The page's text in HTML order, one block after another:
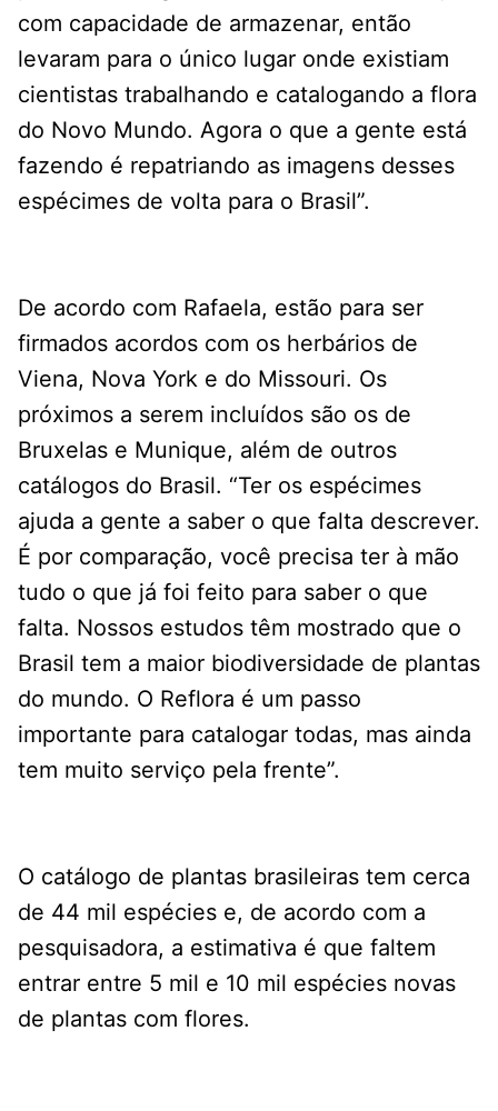
com capacidade de armazenar, então
levaram para o único lugar onde existiam
cientistas trabalhando e catalogando a flora
do Novo Mundo. Agora o que a gente está
fazendo é repatriando as imagens desses
espécimes de volta para o Brasil”.
De acordo com Rafaela, estão para ser
firmados acordos com os herbários de
Viena, Nova York e do Missouri. Os
próximos a serem incluídos são os de
Bruxelas e Munique, além de outros
catálogos do Brasil. “Ter os espécimes
ajuda a gente a saber o que falta descrever.
É por comparação, você precisa ter à mão
tudo o que já foi feito para saber o que
falta. Nossos estudos têm mostrado que o
Brasil tem a maior biodiversidade de plantas
do mundo. O Reflora é um passo
importante para catalogar todas, mas ainda
tem muito serviço pela frente”.
O catálogo de plantas brasileiras tem cerca
de 44 mil espécies e, de acordo com a
pesquisadora, a estimativa é que faltem
entrar entre 5 mil e 10 mil espécies novas
de plantas com flores.